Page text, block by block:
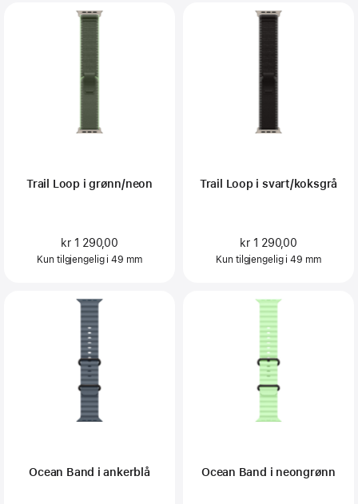
Trail Loop i grønn/neon
kr 1 290,00
Kun tilgjengelig i 49 mm
Trail Loop i svart/koksgrå
kr 1 290,00
Kun tilgjengelig i 49 mm
Ocean Band i ankerblå Ocean Band i neongrønn